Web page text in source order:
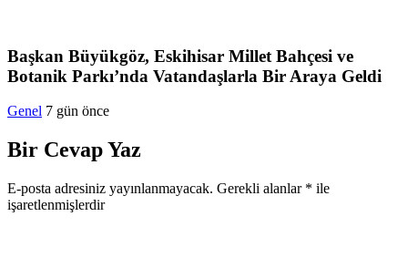
Başkan Büyükgöz, Eskihisar Millet Bahçesi ve
Botanik Parkı’nda Vatandaşlarla Bir Araya Geldi
Genel 7 gün önce
Bir Cevap Yaz
E-posta adresiniz yayınlanmayacak. Gerekli alanlar * ile
işaretlenmişlerdir